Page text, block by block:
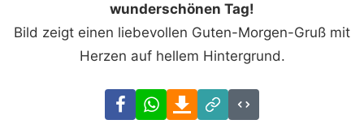
wunderschönen Tag!
Bild zeigt einen liebevollen Guten-Morgen-Gruß mit
Herzen auf hellem Hintergrund.
FacebookWhatsAppDownload
Link
Code